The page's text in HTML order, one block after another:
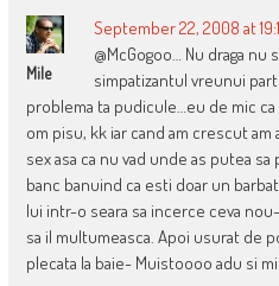
Mile
September 22, 2008 at
@McGogoo… Nu draga
simpatizantul vreunui
problema ta pudicule…eu de mic
om pisu, kk iar cand am crescut
sex asa ca nu vad unde as putea sa
banc banuind ca esti doar un
lui intr-o seara sa incerce ceva
sa il multumeasca. Apoi usurat de
plecata la baie- Muistoooo adu si